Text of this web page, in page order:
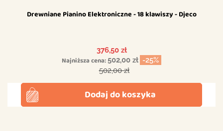
Drewniane Pianino Elektroniczne - 18 klawiszy - Djeco
Cena
376,50 zł
Najniższa cena: 502,00 zł -25%
Cena podstawowa
502,00 zł
Dodaj do koszyka